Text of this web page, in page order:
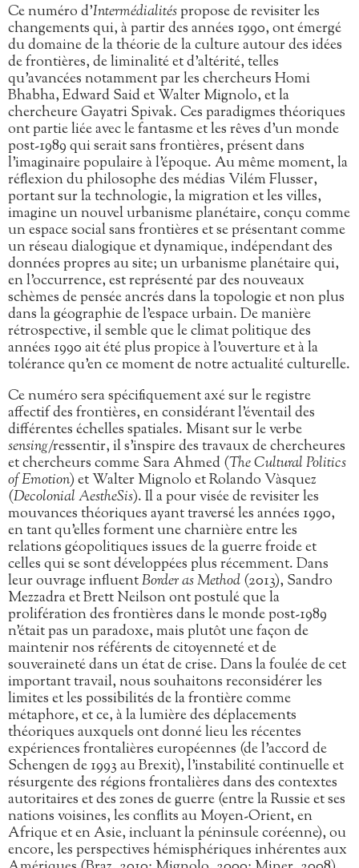
Ce numéro d’Intermédialitéspropose de revisiter les
changements qui, à partir des années 1990, ont émergé
du domaine de la théorie de la culture autour des idées
de frontières, de liminalité et d’altérité, telles
qu’avancées notamment par les chercheurs Homi
Bhabha, Edward Said et Walter Mignolo, et la
chercheure Gayatri Spivak. Ces paradigmes théoriques
ont partie liée avec le fantasme et les rêves d’un monde
post-1989 qui serait sans frontières, présent dans
l’imaginaire populaire à l’époque. Au même moment, la
réflexion du philosophe des médias Vilém Flusser,
portant sur la technologie, la migration et les villes,
imagine un nouvel urbanisme planétaire, conçu comme
un espace social sans frontières et se présentant comme
un réseau dialogique et dynamique, indépendant des
données propres au site; un urbanisme planétaire qui,
en l’occurrence, est représenté par des nouveaux
schèmes de pensée ancrés dans la topologie et non plus
dans la géographie de l’espace urbain. De manière
rétrospective, il semble que le climat politique des
années 1990 ait été plus propice à l’ouverture et à la
tolérance qu’en ce moment de notre actualité culturelle.
Ce numéro sera spécifiquement axé sur le registre
affectif des frontières, en considérant l’éventail des
différentes échelles spatiales. Misant sur le verbe
sensing/ressentir, il s’inspire des travaux de chercheures
et chercheurs comme Sara Ahmed (The Cultural Politics
of Emotion) et Walter Mignolo et Rolando Vàsquez
(Decolonial AestheSis). Il a pour visée de revisiter les
mouvances théoriques ayant traversé les années 1990,
en tant qu’elles forment une charnière entre les
relations géopolitiques issues de la guerre froide et
celles qui se sont développées plus récemment. Dans
leur ouvrage influentBorder as Method(2013), Sandro
Mezzadra et Brett Neilson ont postulé que la
prolifération des frontières dans le monde post-1989
n’était pas un paradoxe, mais plutôt une façon de
maintenir nos référents de citoyenneté et de
souveraineté dans un état de crise. Dans la foulée de cet
important travail, nous souhaitons reconsidérer les
limites et les possibilités de la frontière comme
métaphore, et ce, à la lumière des déplacements
théoriques auxquels ont donné lieu les récentes
expériences frontalières européennes (de l’accord de
Schengen de 1993 au Brexit), l’instabilité continuelle et
résurgente des régions frontalières dans des contextes
autoritaires et des zones de guerre (entre la Russie et ses
nations voisines, les conflits au Moyen-Orient, en
Afrique et en Asie, incluant la péninsule coréenne), ou
encore, les perspectives hémisphériques inhérentes aux